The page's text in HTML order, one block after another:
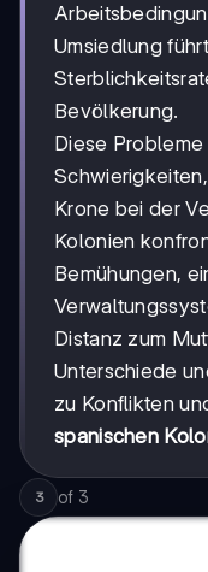
Umsiedlung
Bevölkerung.
Diese
Krone bei der
Kolonien
Bemühungen,
Distanz zum
Unterschiede
zu Konflikten
spanischen
3 of 3